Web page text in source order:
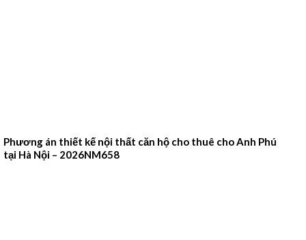
Phương án thiết kế nội thất căn hộ cho thuê cho Anh Phú
tại Hà Nội – 2026NM658